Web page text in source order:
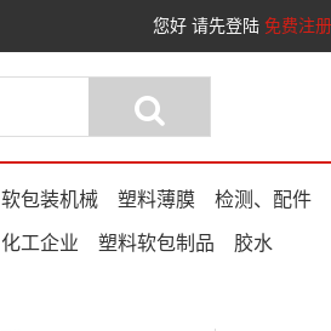
您好 请先登陆 免费注册
软包装机械 塑料薄膜
检测、配件
化工企业
塑料软包制品 胶水